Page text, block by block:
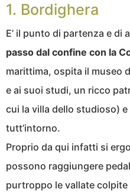
1. Bordighera
E’ il punto di partenza e di
passo dal confine con la
marittima, ospita il museo
e ai suoi studi, un ricco
cui la villa dello studioso)
tutt’intorno.
Proprio da qui infatti si
possono raggiungere
purtroppo le vallate